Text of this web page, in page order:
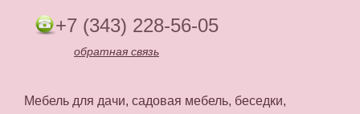
+7 (343) 228-56-05
обратная связь
Мебель для дачи, садовая мебель, беседки,